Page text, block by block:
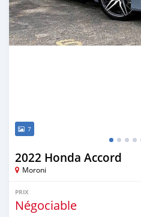
7
2022 Honda Accord
Moroni
PRIX
Négociable